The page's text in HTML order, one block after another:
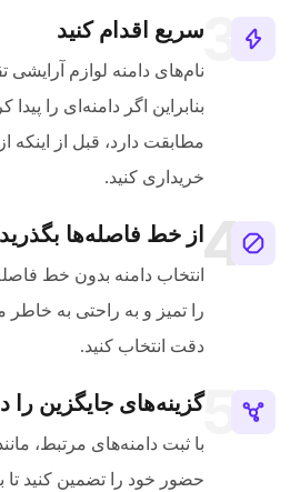
سریع اقدام کنید
نام‌های دامنه لوازم آرایشی
بنابراین اگر دامنه‌ای را پیدا
مطابقت دارد، قبل از اینکه
خریداری کنید.
از خط فاصله‌ها بگذرید
را تمیز و به راحتی به خاطر
دقت انتخاب کنید.
گزینه‌های جایگزین را
حضور خود را تضمین کنید تا